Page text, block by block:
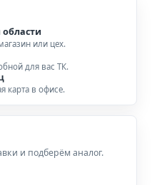
области
или цех.
для вас ТК.
карта в офисе.
и подберём аналог.